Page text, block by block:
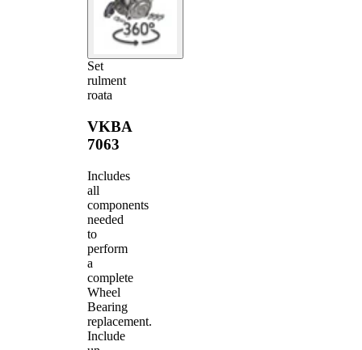
Set
rulment
roata
VKBA
7063
Includes
all
components
needed
to
perform
a
complete
Wheel
Bearing
replacement.
Include